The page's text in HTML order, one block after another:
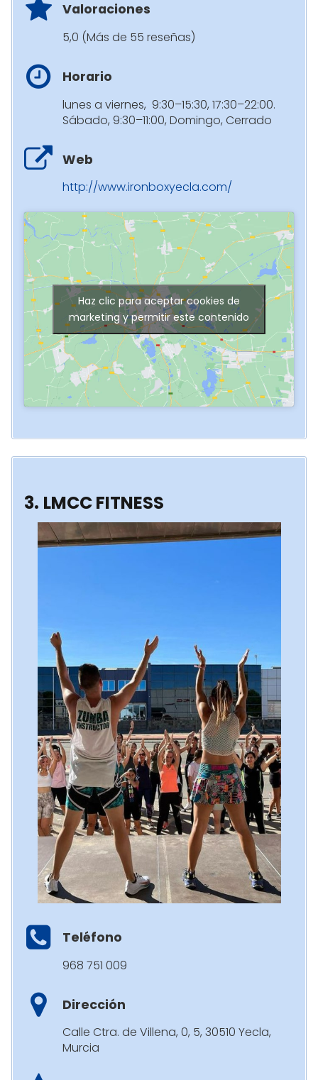
Valoraciones
5,0 (Más de 55 reseñas)
Horario
lunes a viernes, 9:30–15:30, 17:30–22:00.
Sábado, 9:30–11:00, Domingo, Cerrado
Web
http://www.ironboxyecla.com/
Haz clic para aceptar cookies de
marketing y permitir este contenido
3. LMCC FITNESS
Teléfono
968 751 009
Dirección
Calle Ctra. de Villena, 0, 5, 30510 Yecla,
Murcia